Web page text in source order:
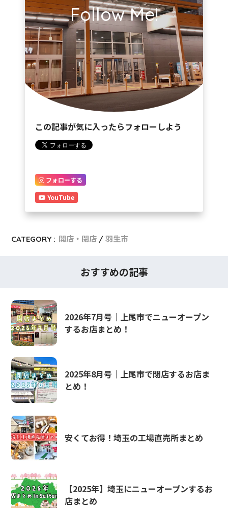
Follow Me!
この記事が気に入ったらフォローしよう
フォローする
YouTube
CATEGORY : 開店・閉店 羽生市
おすすめの記事
2026年7月号｜上尾市でニューオープン
するお店まとめ！
2025年8月号｜上尾市で閉店するお店ま
とめ！
安くてお得！埼玉の工場直売所まとめ
【2025年】埼玉にニューオープンするお
店まとめ